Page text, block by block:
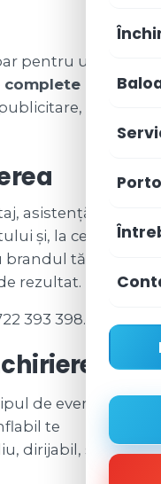
pentru un
de
în
asistență
și, la cerere,
tău. Ne
rezultat.
393 398.
de eveniment,
te
dirijabil, sferă,